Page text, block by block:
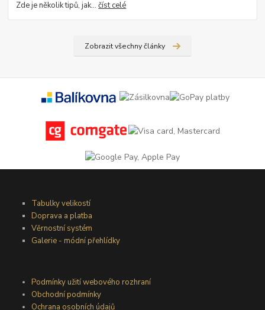
Zde je několik tipů, jak...číst celé
Zobrazit všechny články
Tabulky velikostí
Doprava a platba
Věrnostní systém
Galerie - módní přehlídky
Podmínky užití webového rozhraní
Obchodní podmínky
Ochrana osobních údajů